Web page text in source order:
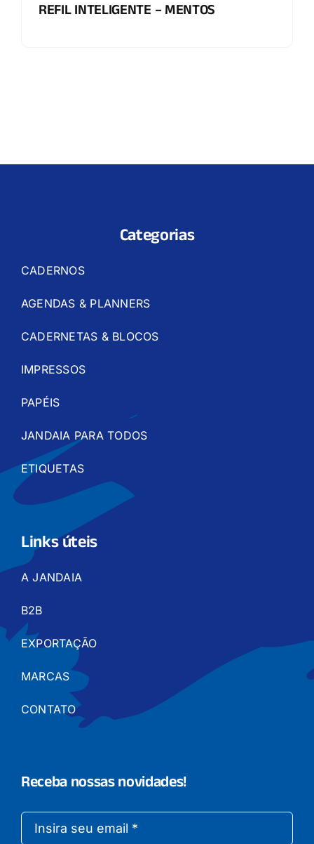
REFIL INTELIGENTE – MENTOS
Categorias
CADERNOS
AGENDAS & PLANNERS
CADERNETAS & BLOCOS
IMPRESSOS
PAPÉIS
JANDAIA PARA TODOS
ETIQUETAS
Links úteis
A JANDAIA
B2B
EXPORTAÇÃO
MARCAS
CONTATO
Receba nossas novidades!